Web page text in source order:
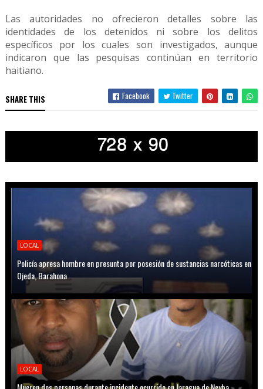
Las autoridades no ofrecieron detalles sobre las
identidades de los detenidos ni sobre los delitos
específicos por los cuales son investigados, aunque
indicaron que las pesquisas continúan en territorio
haitiano.
SHARE THIS Facebook Twitter
LOCAL
Policía apresa hombre en presunta por posesión de sustancias narcóticas en
Ojeda, Barahona
LOCAL